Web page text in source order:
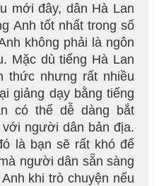
mới đây, dân Hà Lan
Anh tốt nhất trong số
không phải là ngôn
Mặc dù tiếng Hà Lan
thức nhưng rất nhiều
giảng dạy bằng tiếng
có thể dễ dàng bắt
người dân bản địa.
là bạn sẽ rất khó để
người dân sẵn sàng
khi trò chuyện nếu